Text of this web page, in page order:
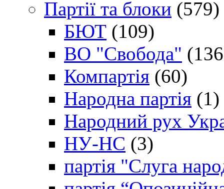
Партії та блоки (579)
БЮТ (109)
ВО "Свобода"
Компартія (60)
Народна партія (1)
Народний рух
НУ-НС (3)
партія "Слуга